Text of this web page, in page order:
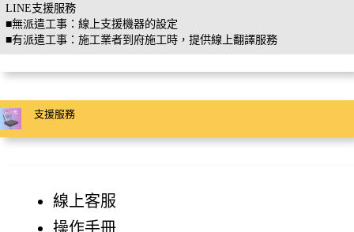
LINE支援服務
■無派遣工事：線上支援機器的設定
■有派遣工事：施工業者到府施工時，提供線上翻譯服務
支援服務
線上客服
操作手冊